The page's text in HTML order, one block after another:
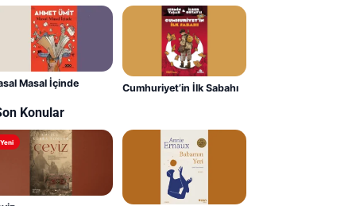
Masal İçinde Cumhuriyet’in İlk Sabahı
Konular
Yeni